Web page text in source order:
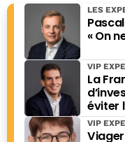
« On
LES
La
éviter
VIP
VIP